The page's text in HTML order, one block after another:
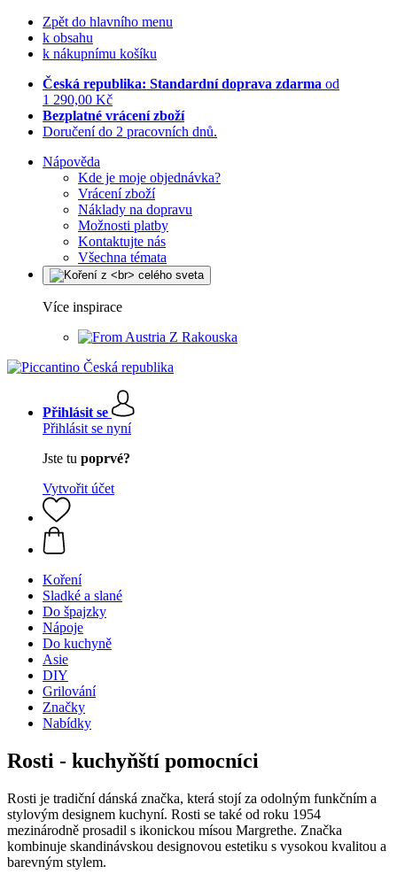
Zpět do hlavního menu
k obsahu
k nákupnímu košíku
Česká republika: Standardní doprava zdarma od
1 290,00 Kč
Bezplatné vrácení zboží
Doručení do 2 pracovních dnů.
Nápověda
Kde je moje objednávka?
Vrácení zboží
Náklady na dopravu
Možnosti platby
Kontaktujte nás
Všechna témata
Více inspirace
Z Rakouska
Přihlásit se
Přihlásit se nyní
Jste tu poprvé?
Vytvořit účet
Koření
Sladké a slané
Do špajzky
Nápoje
Do kuchyně
Asie
DIY
Grilování
Značky
Nabídky
Rosti - kuchyňští pomocníci
Rosti je tradiční dánská značka, která stojí za odolným funkčním a
stylovým designem kuchyní. Rosti se také od roku 1954
mezinárodně prosadil s ikonickou mísou Margrethe. Značka
kombinuje skandinávskou designovou estetiku s vysokou kvalitou a
barevným stylem.